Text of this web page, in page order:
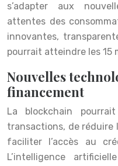
s’adapter aux
attentes des
innovantes,
pourrait atteindre les 15
Nouvelles
financement
La blockchain
transactions, de
faciliter l’accès au
L’intelligence